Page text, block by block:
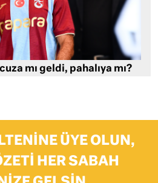
mı geldi, pahalıya mı?
ÜYE OLUN,
HER SABAH